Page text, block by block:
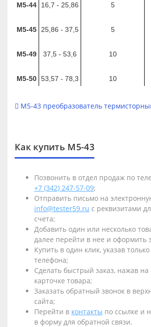
М5-44 16,7 - 25,86 5
М5-45 25,86 - 37,5 5
М5-49 37,5 - 53,6 10
М5-50 53,57 - 78,3 10
М5-43 преобразователь
Как купить М5-43
Позвонить в отдел продаж по
+7 (342) 247-57-09;
Отправить письмо на
info@tester59.ru с реквизитами
счета;
Добавить один или несколько
далее перейти в нее и оформить
Купить в один клик, указав
телефона;
Сделать быстрый заказ, нажав на
карточке товара;
Заказать обратный звонок в
сайта;
Перейти в контакты по ссылке и
в форму для обратной связи.